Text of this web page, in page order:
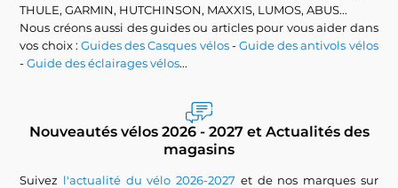
THULE, GARMIN, HUTCHINSON, MAXXIS, LUMOS, ABUS...
Nous créons aussi des guides ou articles pour vous aider dans
vos choix :Guides des Casques vélos-Guide des antivols vélos
-Guide des éclairages vélos...
Nouveautés vélos 2026 - 2027 et Actualités des
magasins
Suivez l'actualité du vélo 2026-2027 et de nos marques sur